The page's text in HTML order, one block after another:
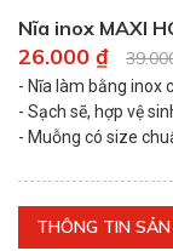
Nĩa inox MAXI
26.000 ₫
- Nĩa làm bằng inox
- Sạch sẽ, hợp vệ
- Muỗng có size
THÔNG TIN